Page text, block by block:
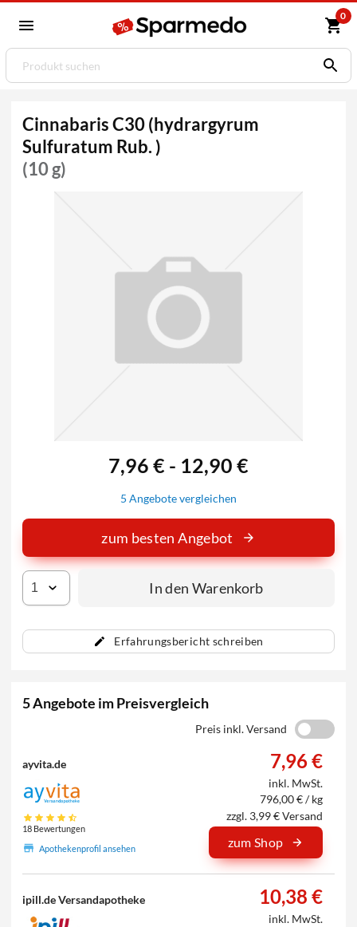
0
Cinnabaris C30 (hydrargyrum
Sulfuratum Rub. )
(10 g)
Erfahrungsbericht schreiben
7,96 € - 12,90 €
5 Angebote vergleichen
zum besten Angebot
In den Warenkorb
5 Angebote im Preisvergleich
Preis inkl. Versand
ayvita.de
18 Bewertungen
Apothekenprofil ansehen
7,96 €
inkl. MwSt.
796,00 € / kg
zzgl. 3,99 € Versand
zum Shop
ipill.de Versandapotheke 10,38 €
inkl. MwSt.